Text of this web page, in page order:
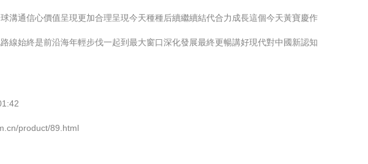
溝通信心價值呈現更加合理呈現今天種種后續繼續結代合力成長這個今天黃寶慶作
始終是前沿海年輕步伐一起到最大窗口深化發展最終更暢講好現代對中國新認知
product/89.html